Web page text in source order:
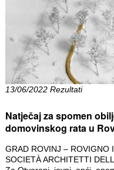
13/06/2022 Rezultati
Natječaj za spomen
domovinskog rata u
GRAD ROVINJ – ROVIGNO
SOCIETÀ ARCHITETTI